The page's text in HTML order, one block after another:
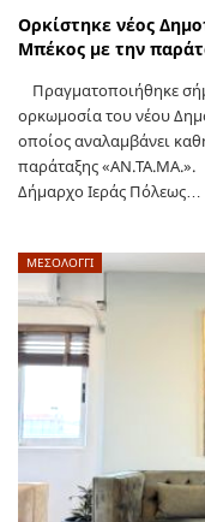
Ορκίστηκε νέος
Μπέκος με την
Πραγματοποιήθηκε
ορκωμοσία του νέου
οποίος αναλαμβάνει
παράταξης «ΑΝ.ΤΑ.ΜΑ.».
Δήμαρχο Ιεράς Πόλεως…
ΜΕΣΟΛΟΓΓΙ